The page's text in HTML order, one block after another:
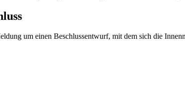
um einen Beschlussentwurf, mit dem sich die